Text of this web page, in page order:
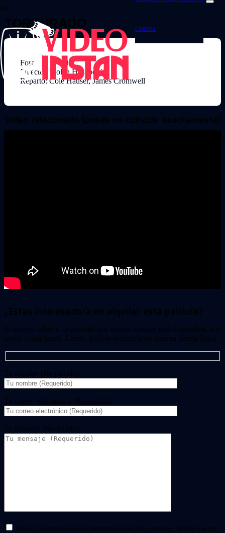
cuenta
TORTURADO
Formato: DVD
Director: Nolan H Lebovitz
Reparto: Cole Hauser, James Cromwell
Video relacionado (puede no coincidir exactamente)
¿Estas interesado/a en alquilar esta película?
Si quieres saber si la película que deseas alquilar está disponible, por
favor, contáctanos. Luego, podrás recogerla en nuestra tienda física.
Tu nombre (Requerido)
Tu correo electrónico (Requerido)
Tu mensaje (Necesario)
Doy mi consentimiento para el tratamiento de mis datos personales. He leído y acepto